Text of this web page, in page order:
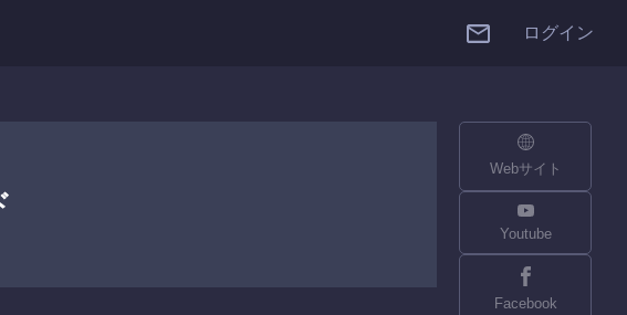
ログイン
Webサイト
Youtube
Facebook